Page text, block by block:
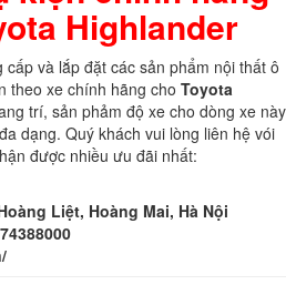
Highlander
cấp và lắp đặt các sản phẩm nội thất ô
theo xe chính hãng cho Toyota
trí, sản phảm độ xe cho dòng xe này
dạng. Quý khách vui lòng liên hệ vói
được nhiều ưu đãi nhất:
Liệt, Hoàng Mai, Hà Nội